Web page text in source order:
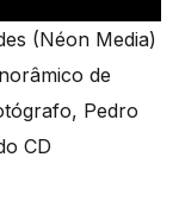
(Néon Media)
de
Pedro
CD